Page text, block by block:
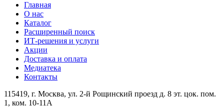
Главная
О нас
Каталог
Расширенный поиск
ИТ-решения и услуги
Акции
Доставка и оплата
Медиатека
Контакты
115419, г. Москва, ул. 2-й Рощинский проезд д. 8 эт. цок. пом.
1, ком. 10-11А